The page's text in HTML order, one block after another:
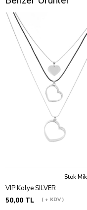
Stok
VIP Kolye SILVER
50,00 TL
+ KDV